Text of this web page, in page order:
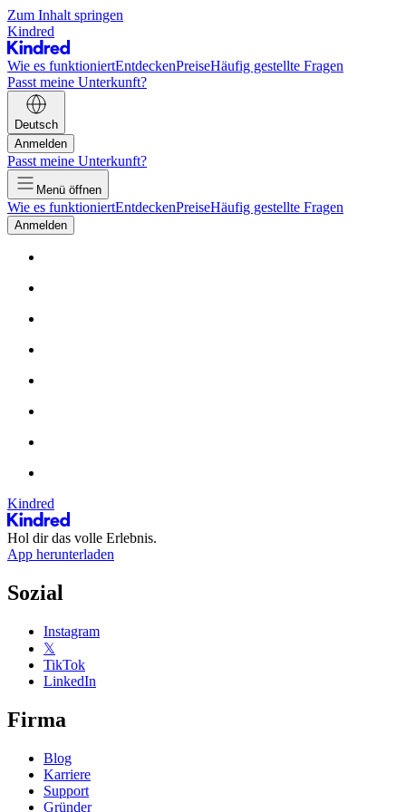
Zum Inhalt springen
Kindred
Wie es funktioniertEntdeckenPreiseHäufig gestellte Fragen
Passt meine Unterkunft?
Deutsch
Anmelden
Passt meine Unterkunft?
Menü öffnen
Wie es funktioniertEntdeckenPreiseHäufig gestellte Fragen
Anmelden
Kindred
Hol dir das volle Erlebnis.
App herunterladen
Sozial
Instagram
𝕏
TikTok
LinkedIn
Firma
Blog
Karriere
Support
Gründer